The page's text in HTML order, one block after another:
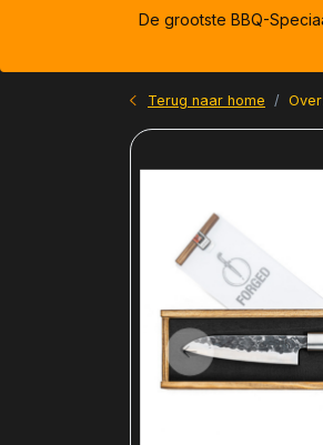
De grootste BBQ-
Terug naar home